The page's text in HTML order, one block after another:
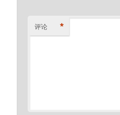
评论 *